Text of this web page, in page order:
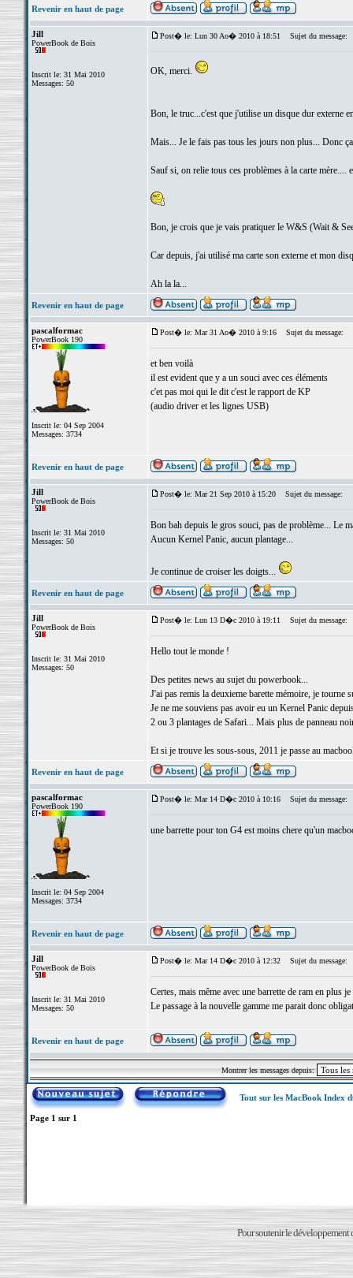
Revenir en haut de page
Jill
PowerBook de Bois
Inscrit le: 31 Mai 2010
Messages: 50
Post� le: Lun 30 Ao� 2010 à 18:51 Sujet du message:
OK, merci.
Bon, le truc...c'est que j'utilise un disque dur externe
Mais... Je le fais pas tous les jours non plus... Donc
Sauf si, on relie tous ces problèmes à la carte mère....
Bon, je crois que je vais pratiquer le W&S (Wait &
Car depuis, j'ai utilisé ma carte son externe et mon
Ah la la...
Revenir en haut de page
pascalformac
PowerBook 190
Inscrit le: 04 Sep 2004
Messages: 3734
Post� le: Mar 31 Ao� 2010 à 9:16 Sujet du message:
et ben voilà
il est evident que y a un souci avec ces éléments
c'et pas moi qui le dit c'est le rapport de KP
(audio driver et les lignes USB)
Revenir en haut de page
Jill
PowerBook de Bois
Inscrit le: 31 Mai 2010
Messages: 50
Post� le: Mar 21 Sep 2010 à 15:20 Sujet du message:
Bon bah depuis le gros souci, pas de problème... Le
Aucun Kernel Panic, aucun plantage...
Je continue de croiser les doigts...
Revenir en haut de page
Jill
PowerBook de Bois
Inscrit le: 31 Mai 2010
Messages: 50
Post� le: Lun 13 D�c 2010 à 19:11 Sujet du message:
Hello tout le monde !
Des petites news au sujet du powerbook...
J'ai pas remis la deuxieme barette mémoire, je tourne
Je ne me souviens pas avoir eu un Kernel Panic
2 ou 3 plantages de Safari... Mais plus de panneau
Et si je trouve les sous-sous, 2011 je passe au
Revenir en haut de page
pascalformac
PowerBook 190
Inscrit le: 04 Sep 2004
Messages: 3734
Post� le: Mar 14 D�c 2010 à 10:16 Sujet du message:
une barrette pour ton G4 est moins chere qu'un
Revenir en haut de page
Jill
PowerBook de Bois
Inscrit le: 31 Mai 2010
Messages: 50
Post� le: Mar 14 D�c 2010 à 12:32 Sujet du message:
Certes, mais même avec une barrette de ram en plus
Le passage à la nouvelle gamme me parait donc
Revenir en haut de page
Montrer les messages depuis:
Tout sur les MacBook Index
Page 1 sur 1
Pour soutenir le développement